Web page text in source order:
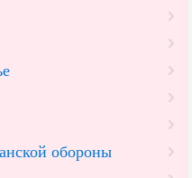
обороны